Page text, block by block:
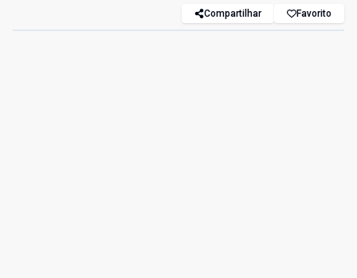
Compartilhar Favorito